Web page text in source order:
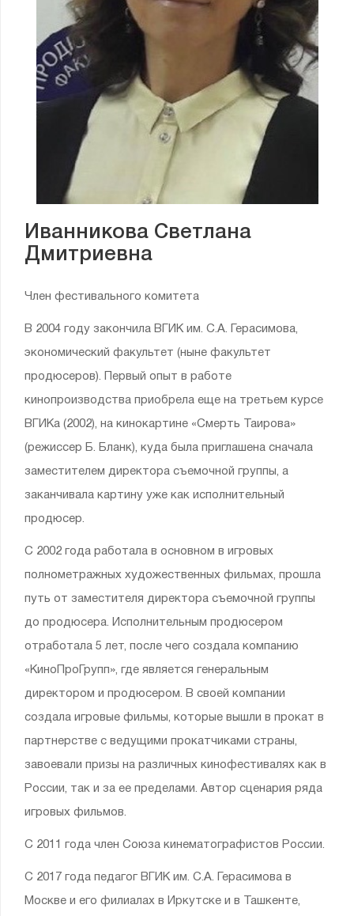
Иванникова Светлана
Дмитриевна
Член фестивального комитета
В 2004 году закончила ВГИК им. С.А. Герасимова,
экономический факультет (ныне факультет
продюсеров). Первый опыт в работе
кинопроизводства приобрела еще на третьем курсе
ВГИКа (2002), на кинокартине «Смерть Таирова»
(режиссер Б. Бланк), куда была приглашена сначала
заместителем директора съемочной группы, а
заканчивала картину уже как исполнительный
продюсер.
С 2002 года работала в основном в игровых
полнометражных художественных фильмах, прошла
путь от заместителя директора съемочной группы
до продюсера. Исполнительным продюсером
отработала 5 лет, после чего создала компанию
«КиноПроГрупп», где является генеральным
директором и продюсером. В своей компании
создала игровые фильмы, которые вышли в прокат в
партнерстве с ведущими прокатчиками страны,
завоевали призы на различных кинофестивалях как в
России, так и за ее пределами. Автор сценария ряда
игровых фильмов.
С 2011 года член Союза кинематографистов России.
С 2017 года педагог ВГИК им. С.А. Герасимова в
Москве и его филиалах в Иркутске и в Ташкенте,